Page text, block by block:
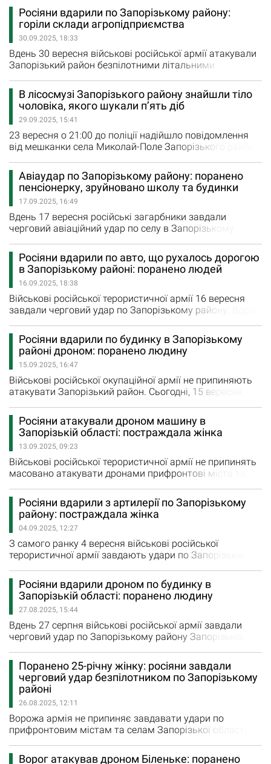
Кушугумську громаду. Вибуховою хвилею та
уламками зруйновано гараж, сталася пожежа - згоріла
вщент автівка. 50-річна жінка та 29-річний чоловік
зазнали поранень внаслідок ворожої атаки. Лікарі
надають всю необхідну…
Росіяни вдарили по Запорізькому району:
горіли склади агропідприємства
30.09.2025, 18:33
Вдень 30 вересня військові російської армії атакували
Запорізький район безпілотними літальними
агропідприємства. «Два безпілотники ударили по
території та будівлям агропідприємства у Самійлівці.
Виникла пожежа. Зруйновані складські приміщення та
господарські будівлі», - зазначив Іван Федоров, голова
Запорізької…
В лісосмузі Запорізького району знайшли тіло
чоловіка, якого шукали п’ять діб
29.09.2025, 15:41
23 вересня о 21:00 до поліції надійшло повідомлення
від мешканки села Миколай-Поле Запорізького району,
річного односельця. З того моменту стало відомо про
безвісне зникнення чоловіка. За даним фактом слідчі
відкрили провадження за ч. 1 ст. 115 «Умисне
вбивство» Кримінального кодексу України і негайно
розпочали…
Авіаудар по Запорізькому району: поранено
пенсіонерку, зруйновано школу та будинки
17.09.2025, 16:49
Вдень 17 вересня російські загарбники завдали
черговий авіаційний удар по селу в Запорізькому
Зруйнована будівля школи, приватні будинки та
господарчі споруди. 78-річна жінка поранена внаслідок
ворожого обстрілу. Постраждалій надається необхідна
медична допомога.
Росіяни вдарили по авто, що рухалось дорогою
в Запорізькому районі: поранено людей
16.09.2025, 18:38
Військові російської терористичної армії 16 вересня
завдали черговий удар по Запорізькому району. Ворог
автодорозі неподалік села Таврійське, коли ворог
ударив по ній fpv-дроном. Водій та пасажир отримали
поранення. Їм надана уся необхідна допомога.
Росіяни вдарили по будинку в Запорізькому
районі дроном: поранено людину
15.09.2025, 16:47
Військові російської окупаційної армії не припиняють
атакувати Запорізький район. Сьогодні, 15 вересня,
Богданівці. Вибуховою хвилею та уламками
пошкоджені будинки та господарські споруди,
розташовані поруч. Виникла пожежа. Загоряння вже
локалізували рятувальники. Поранення отримав 71-
річний чоловік. Йому надають всю…
Росіяни атакували дроном машину в
Запорізькій області: постраждала жінка
13.09.2025, 09:23
Військові російської терористичної армії не припинять
масовано атакувати дронами прифронтові міста та
загарбники в черговий раз атакували безпілотником
селище Малокатеринівка Запорізького району.
Окупанти атакували FPV-дроном автівку, в якій їхала
жінка. Машина отримала пошкодження. 38-річна жінка
дістала поранення…
Росіяни вдарили з артилерії по Запорізькому
району: постраждала жінка
04.09.2025, 12:27
З самого ранку 4 вересня військові російської
терористичної армії завдають удари по Запорізькій
обстріляли Біленьке Запорізького району. Пошкоджені
житлові будинки, лінії електро- та газопостачання.
«Дістала поранень 53-річна мешканка одного з
будинків. Її ушпиталено - жінка отримує всю необхідну
медичну допомогу»,…
Росіяни вдарили дроном по будинку в
Запорізькій області: поранено людину
27.08.2025, 15:44
Вдень 27 серпня військові російської армії завдали
черговий удар по Запорізькому району Запорізької
Російський fpv-дрон ударив по приватному будинку у
Червонодніпровці. Пошкоджено дах, фасад та вікна
будинку, вибуховою хвилею та уламками зруйновані
господарчі споруди. 76-річна жінка отримала
поранення через цю російську…
Поранено 25-річну жінку: росіяни завдали
черговий удар безпілотником по Запорізькому
районі
26.08.2025, 12:11
Ворожа армія не припиняє завдавати удари по
прифронтовим містам та селам Запорізької області.
вдарила по Запорізькому району безпілотником.
Ворог атакував дроном Біленьке: поранено